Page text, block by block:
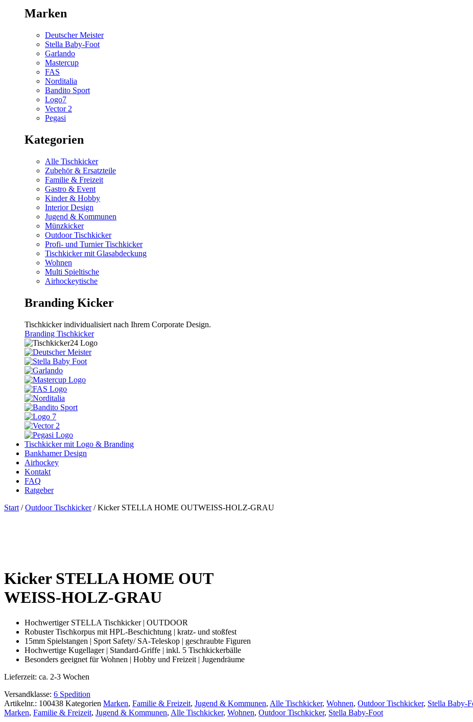
Marken
Deutscher Meister
Stella Baby-Foot
Garlando
Mastercup
FAS
Norditalia
Bandito Sport
Logo7
Vector 2
Pegasi
Kategorien
Alle Tischkicker
Zubehör & Ersatzteile
Familie & Freizeit
Gastro & Event
Kinder & Hobby
Interior Design
Jugend & Kommunen
Münzkicker
Outdoor Tischkicker
Profi- und Turnier Tischkicker
Tischkicker mit Glasabdeckung
Wohnen
Multi Spieltische
Airhockeytische
Branding Kicker
Tischkicker individualisiert nach Ihrem Corporate Design.
Branding Tischkicker
Tischkicker mit Logo & Branding
Bankhamer Design
Airhockey
Kontakt
FAQ
Ratgeber
Start /Outdoor Tischkicker/ Kicker STELLA HOME OUTWEISS-HOLZ-GRAU
Kicker STELLA HOME OUT
WEISS-HOLZ-GRAU
Hochwertiger STELLA Tischkicker | OUTDOOR
Robuster Tischkorpus mit HPL-Beschichtung | kratz- und stoßfest
15mm Spielstangen | Sport Safety/ SA-Teleskop | geschraubte Figuren
Hochwertige Kugellager | Standard-Griffe | inkl. 5 Tischkickerbälle
Besonders geeignet für Wohnen | Hobby und Freizeit | Jugendräume
Lieferzeit: ca. 2-3 Wochen
Versandklasse: 6 Spedition
Artikelnr.: 100438 Kategorien Marken, Familie & Freizeit, Jugend & Kommunen, Alle Tischkicker, Wohnen, Outdoor Tischkicker, Stella Baby-
Marken, Familie & Freizeit, Jugend & Kommunen, Alle Tischkicker, Wohnen, Outdoor Tischkicker, Stella Baby-Foot